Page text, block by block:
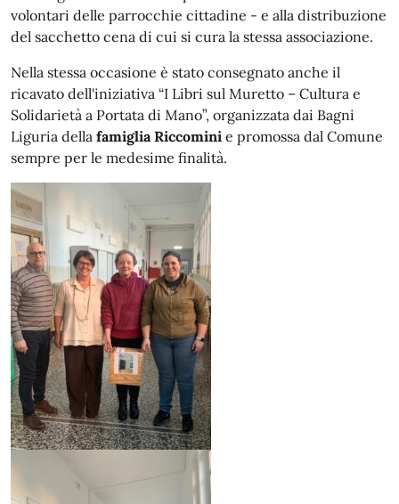
volontari delle parrocchie cittadine - e alla distribuzione
del sacchetto cena di cui si cura la stessa associazione.
Nella stessa occasione è stato consegnato anche il
ricavato dell'iniziativa “I Libri sul Muretto – Cultura e
Solidarietà a Portata di Mano”, organizzata dai Bagni
Liguria della famiglia Riccomini e promossa dal Comune
sempre per le medesime finalità.